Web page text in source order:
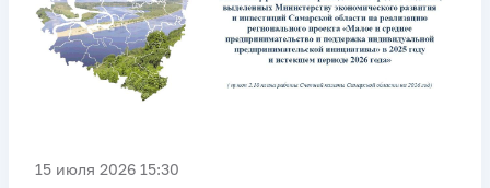
15 июля 2026 15:30